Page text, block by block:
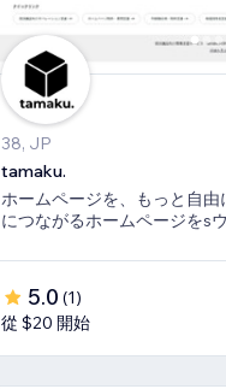
38, JP
tamaku.
ホームページを、もっと自
につながるホームページをs
5.0 (1)
從 $20 開始